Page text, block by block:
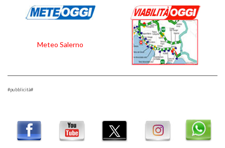
Meteo Salerno
#pubblicità#